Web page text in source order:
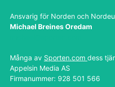
Ansvarig för Norden och
Michael Breines Oredam
Många av Sporten.com dess
Appelsin Media AS
Firmanummer: 928 501 566